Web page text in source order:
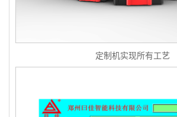
定制机实现所有工艺